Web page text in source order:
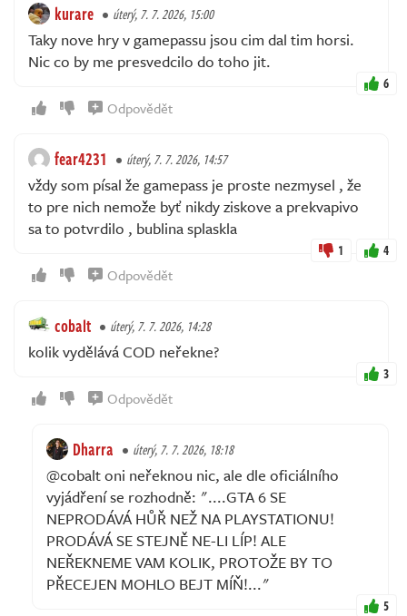
kurare úterý, 7. 7. 2026, 15:00
Taky nove hry v gamepassu jsou cim dal tim horsi.
Nic co by me presvedcilo do toho jit.
6
Odpovědět
fear4231 úterý, 7. 7. 2026, 14:57
vždy som písal že gamepass je proste nezmysel , že
to pre nich nemože byť nikdy ziskove a prekvapivo
sa to potvrdilo , bublina splaskla
1 4
Odpovědět
cobalt úterý, 7. 7. 2026, 14:28
kolik vydělává COD neřekne?
3
Odpovědět
Dharra úterý, 7. 7. 2026, 18:18
@cobalt oni neřeknou nic, ale dle oficiálního
vyjádření se rozhodně: "....GTA 6 SE
NEPRODÁVÁ HŮŘ NEŽ NA PLAYSTATIONU!
PRODÁVÁ SE STEJNĚ NE-LI LÍP! ALE
NEŘEKNEME VAM KOLIK, PROTOŽE BY TO
PŘECEJEN MOHLO BEJT MÍŇ!..."
5